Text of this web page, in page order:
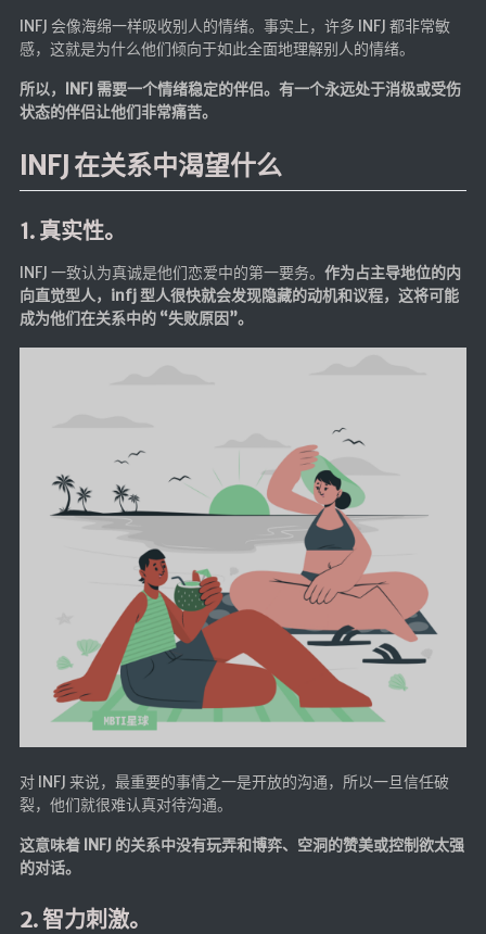
INFJ 会像海绵一样吸收别人的情绪。事实上，许多 INFJ 都非常敏
感，这就是为什么他们倾向于如此全面地理解别人的情绪。
所以，INFJ 需要一个情绪稳定的伴侣。有一个永远处于消极或受伤
状态的伴侣让他们非常痛苦。
INFJ 在关系中渴望什么
1. 真实性。
INFJ 一致认为真诚是他们恋爱中的第一要务。 作为占主导地位的内
向直觉型人，infj 型人很快就会发现隐藏的动机和议程，这将可能
成为他们在关系中的 “失败原因”。
对 INFJ 来说，最重要的事情之一是开放的沟通，所以一旦信任破
裂，他们就很难认真对待沟通。
这意味着 INFJ 的关系中没有玩弄和博弈、空洞的赞美或控制欲太强
的对话。
2. 智力刺激。